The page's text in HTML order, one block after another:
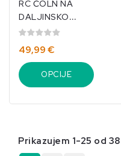
RC ČOLN NA
DALJINSKO
UPRAVLJANJE FT008
49,99 €
OPCIJE
Prikazujem 1-25 od